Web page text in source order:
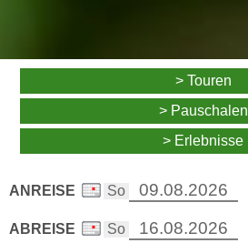
> Touren
> Pauschalen
> Erlebnisse
ANREISE
ABREISE